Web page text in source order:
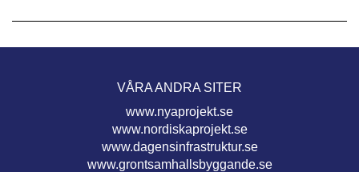
VÅRA ANDRA SITER
www.nyaprojekt.se
www.nordiskaprojekt.se
www.dagensinfrastruktur.se
www.grontsamhallsbyggande.se